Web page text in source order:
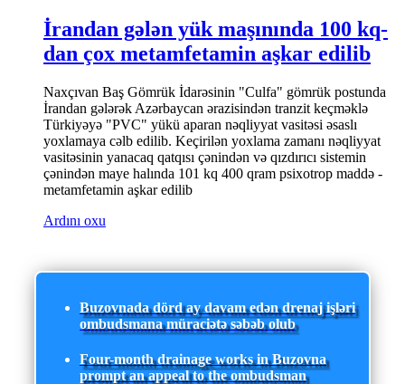
İrandan gələn yük maşınında 100 kq-
dan çox metamfetamin aşkar edilib
Naxçıvan Baş Gömrük İdarəsinin "Culfa" gömrük postunda
İrandan gələrək Azərbaycan ərazisindən tranzit keçməklə
Türkiyəyə "PVC" yükü aparan nəqliyyat vasitəsi əsaslı
yoxlamaya cəlb edilib. Keçirilən yoxlama zamanı nəqliyyat
vasitəsinin yanacaq qatqısı çənindən və qızdırıcı sistemin
çənindən maye halında 101 kq 400 qram psixotrop maddə -
metamfetamin aşkar edilib
Ardını oxu
Buzovnada dörd ay davam edən drenaj işləri
ombudsmana müraciətə səbəb olub
Four-month drainage works in Buzovna
prompt an appeal to the ombudsman